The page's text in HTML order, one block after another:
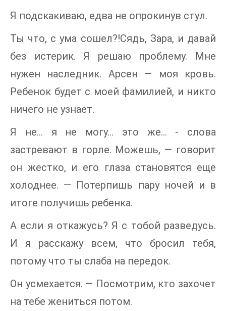
Я подскакиваю, едва не опрокинув стул.
Ты что, с ума сошел?!Сядь, Зара, и давай
без истерик. Я решаю проблему. Мне
нужен наследник. Арсен — моя кровь.
Ребенок будет с моей фамилией, и никто
ничего не узнает.
Я не... я не могу... это же... - слова
застревают в горле. Можешь, — говорит
он жестко, и его глаза становятся еще
холоднее. — Потерпишь пару ночей и в
итоге получишь ребенка.
А если я откажусь? Я с тобой разведусь.
И я расскажу всем, что бросил тебя,
потому что ты слаба на передок.
Он усмехается. — Посмотрим, кто захочет
на тебе жениться потом.